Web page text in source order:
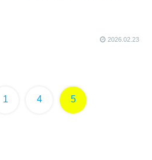
2026.02.23
1 4 5